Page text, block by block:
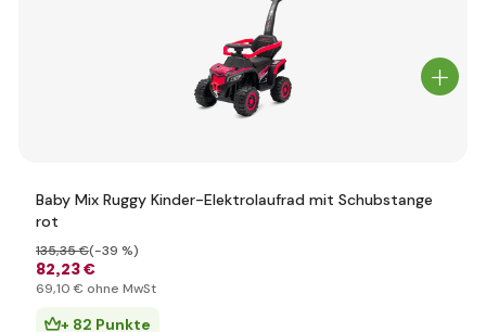
Baby Mix Ruggy Kinder-Elektrolaufrad mit Schubstange
rot
82,23 €
135,35 €(-39 %)
69,10 € ohne MwSt
+ 82 Punkte